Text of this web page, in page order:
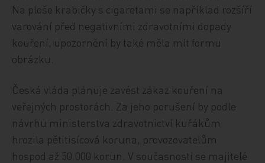
Na ploše krabičky s cigaretami se například rozšíří
varování před negativními zdravotními dopady
kouření, upozornění by také měla mít formu
obrázku.
Česká vláda plánuje zavést zákaz kouření na
veřejných prostorách. Za jeho porušení by podle
návrhu ministerstva zdravotnictví kuřákům
hrozila pětitisícová koruna, provozovatelům
hospod až 50.000 korun. V současnosti se majitelé